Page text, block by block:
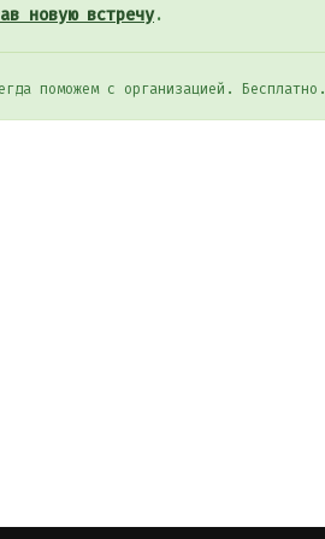
новую встречу.
поможем с организацией. Бесплатно.